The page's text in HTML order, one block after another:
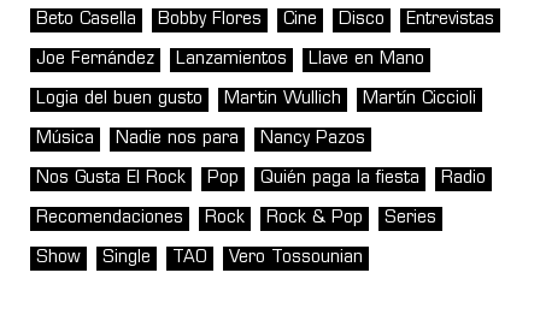
Beto Casella Bobby Flores Cine Disco Entrevistas
Joe Fernández Lanzamientos Llave en Mano
Logia del buen gusto Martin Wullich Martín Ciccioli
Música Nadie nos para Nancy Pazos
Nos Gusta El Rock Pop Quién paga la fiesta Radio
Recomendaciones Rock Rock & Pop Series
Show Single TAO Vero Tossounian